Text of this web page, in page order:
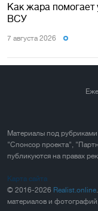
Как жара
ВСУ
7 августа 2026
Материалы под
"Спонсор проекта",
публикуются на правах
Карта сайта
© 2016-2026 Realist.online
материалов и